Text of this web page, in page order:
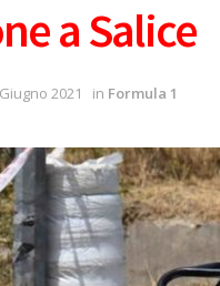
a Salice
2021 in Formula 1